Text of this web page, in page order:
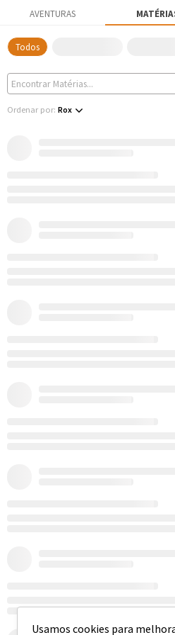
Usamos cookies para
AVENTURAS
Todos
Ordenar por: Rox